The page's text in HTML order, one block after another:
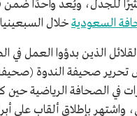
صحفي، وإعلامي، وكاتب أدبي.
1948م.
مكة المكرمة.
2013م.
السعوديةخلال
الذين بدؤوا العمل في
رأس تحرير صحيفة الندوة
في الصحافة الرياضية
واشتهر بإطلاق ألقاب على